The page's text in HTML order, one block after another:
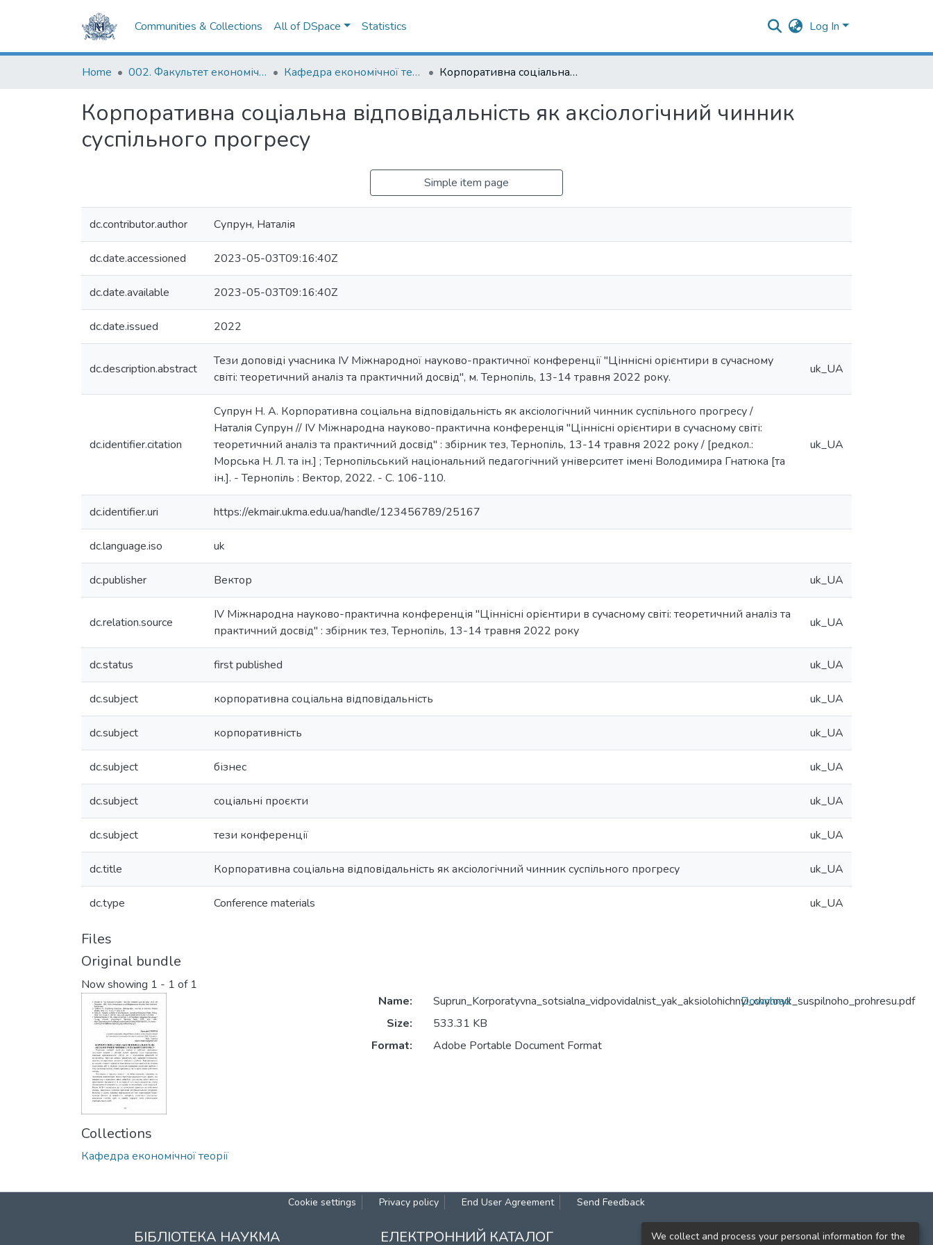
Communities & Collections All of DSpace Statistics Log In
Home 002. Факультет економічних наук Кафедра економічної теорії Корпоративна соціальна відповідальність як аксіологічний чинник суспільного прогресу
Корпоративна соціальна відповідальність як аксіологічний чинник
суспільного прогресу
Simple item page
dc.contributor.author Супрун, Наталія
dc.date.accessioned 2023-05-03T09:16:40Z
dc.date.available 2023-05-03T09:16:40Z
dc.date.issued 2022
dc.description.abstract
Тези доповіді учасника ІV Міжнародної науково-практичної конференції "Ціннісні орієнтири в сучасному
світі: теоретичний аналіз та практичний досвід", м. Тернопіль, 13-14 травня 2022 року.
uk_UA
dc.identifier.citation
Супрун Н. А. Корпоративна соціальна відповідальність як аксіологічний чинник суспільного прогресу /
Наталія Супрун // ІV Міжнародна науково-практична конференція "Ціннісні орієнтири в сучасному світі:
теоретичний аналіз та практичний досвід" : збірник тез, Тернопіль, 13-14 травня 2022 року / [редкол.:
Морська Н. Л. та ін.] ; Тернопільський національний педагогічний університет імені Володимира Гнатюка [та
ін.]. - Тернопіль : Вектор, 2022. - С. 106-110.
uk_UA
dc.identifier.uri https://ekmair.ukma.edu.ua/handle/123456789/25167
dc.language.iso uk
dc.publisher Вектор uk_UA
dc.relation.source
ІV Міжнародна науково-практична конференція "Ціннісні орієнтири в сучасному світі: теоретичний аналіз та
практичний досвід" : збірник тез, Тернопіль, 13-14 травня 2022 року
uk_UA
dc.status first published uk_UA
dc.subject корпоративна соціальна відповідальність uk_UA
dc.subject корпоративність uk_UA
dc.subject бізнес uk_UA
dc.subject соціальні проєкти uk_UA
dc.subject тези конференції uk_UA
dc.title Корпоративна соціальна відповідальність як аксіологічний чинник суспільного прогресу uk_UA
dc.type Conference materials uk_UA
Files
Original bundle
Now showing 1 - 1 of 1
Name:
Suprun_Korporatyvna_sotsialna_vidpovidalnist_yak_aksiolohichnyi_chynnyk_suspilnoho_prohresu.pdf
Size:
533.31 KB
Format:
Adobe Portable Document Format
Download
Collections
Кафедра економічної теорії
Cookie settings Privacy policy End User Agreement Send Feedback
БІБЛІОТЕКА НАУКМА ЕЛЕКТРОННИЙ КАТАЛОГ КОНТАКТИ
We collect and process your personal information for the